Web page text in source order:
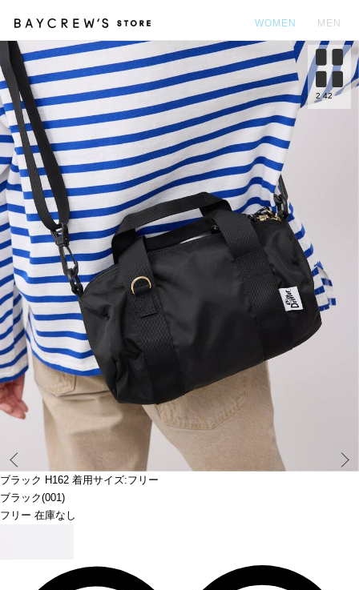
WOMEN MEN
ブラック H162 着用サイズ:フリー
ブラック(001)
フリー 在庫なし
2 42